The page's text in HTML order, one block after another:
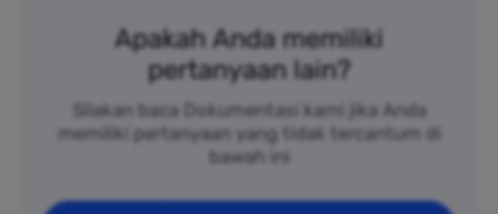
Apakah Anda memiliki
pertanyaan lain?
Silakan baca Dokumentasi kami jika Anda
memiliki pertanyaan yang tidak tercantum di
bawah ini